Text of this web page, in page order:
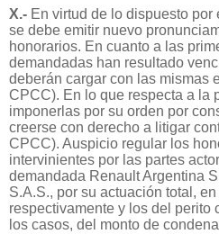
X.- En virtud de lo dispuesto
se debe emitir nuevo
honorarios. En cuanto a las
demandadas han resultado
deberán cargar con las mismas
CPCC). En lo que respecta a la
imponerlas por su orden por
creerse con derecho a litigar
CPCC). Auspicio regular los
intervinientes por las partes
demandada Renault Argentina
S.A.S., por su actuación total,
respectivamente y los del perito
los casos, del monto de